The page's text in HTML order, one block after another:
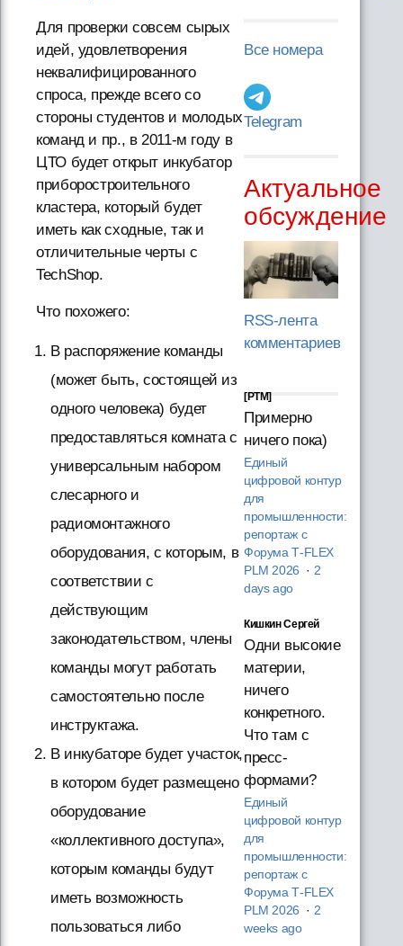
Для проверки совсем сырых
идей, удовлетворения
неквалифицированного
спроса, прежде всего со
стороны студентов и молодых
команд и пр., в 2011-м году в
ЦТО будет открыт инкубатор
приборостроительного
кластера, который будет
иметь как сходные, так и
отличительные черты с
TechShop.
Что похожего:
В распоряжение команды
(может быть, состоящей из
одного человека) будет
предоставляться комната с
универсальным набором
слесарного и
радиомонтажного
оборудования, с которым, в
соответствии с
действующим
законодательством, члены
команды могут работать
самостоятельно после
инструктажа.
В инкубаторе будет участок,
в котором будет размещено
оборудование
«коллективного доступа»,
которым команды будут
иметь возможность
пользоваться либо
Все номера
Telegram
Актуальное
обсуждение
RSS-лента
комментариев
[PTM]
Примерно
ничего пока)
Единый
цифровой контур
для
промышленности:
репортаж с
Форума T‑FLEX
PLM 2026 · 2
days ago
Кишкин Сергей
Одни высокие
материи,
ничего
конкретного.
Что там с
пресс-
формами?
Единый
цифровой контур
для
промышленности:
репортаж с
Форума T‑FLEX
PLM 2026 · 2
weeks ago